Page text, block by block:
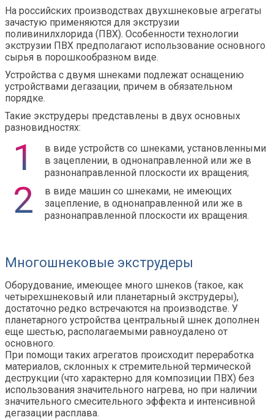
На российских производствах двухшнековые агрегаты
зачастую применяются для экструзии
поливинилхлорида (ПВХ). Особенности технологии
экструзии ПВХ предполагают использование основного
сырья в порошкообразном виде.
Устройства с двумя шнеками подлежат оснащению
устройствами дегазации, причем в обязательном
порядке.
Такие экструдеры представлены в двух основных
разновидностях:
в виде устройств со шнеками, установленными
в зацеплении, в однонаправленной или же в
разнонаправленной плоскости их вращения;
в виде машин со шнеками, не имеющих
зацепление, в однонаправленной или же в
разнонаправленной плоскости их вращения.
Многошнековые экструдеры
Оборудование, имеющее много шнеков (такое, как
четырехшнековый или планетарный экструдеры),
достаточно редко встречаются на производстве. У
планетарного устройства центральный шнек дополнен
еще шестью, располагаемыми равноудалено от
основного.
При помощи таких агрегатов происходит переработка
материалов, склонных к стремительной термической
деструкции (что характерно для композиции ПВХ) без
использования значительного нагрева, но при наличии
значительного смесительного эффекта и интенсивной
дегазации расплава.